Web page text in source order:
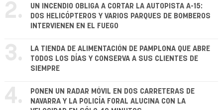
2.
UN INCENDIO OBLIGA A CORTAR LA AUTOPISTA A-15:
DOS HELICÓPTEROS Y VARIOS PARQUES DE BOMBEROS
INTERVIENEN EN EL FUEGO
3.
LA TIENDA DE ALIMENTACIÓN DE PAMPLONA QUE ABRE
TODOS LOS DÍAS Y CONSERVA A SUS CLIENTES DE
SIEMPRE
4.
PONEN UN RADAR MÓVIL EN DOS CARRETERAS DE
NAVARRA Y LA POLICÍA FORAL ALUCINA CON LA